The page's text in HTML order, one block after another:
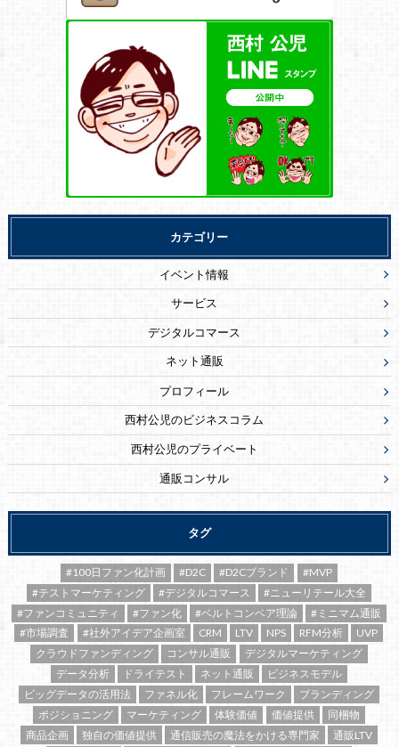
カテゴリー
イベント情報
サービス
デジタルコマース
ネット通販
プロフィール
西村公児のビジネスコラム
西村公児のプライベート
通販コンサル
タグ
#100日ファン化計画 #D2C #D2Cブランド
#MVP
#テストマーケティング
#デジタルコマース
#ニューリテール大全
#ファンコミュニティ
#ファン化 #ベルトコンベア理論
#ミニマム通販
#市場調査
#社外アイデア企画室 CRM LTV NPS RFM分析
UVP
クラウドファンディング
コンサル通販
デジタルマーケティング
データ分析
ドライテスト ネット通販
ビジネスモデル
ビッグデータの活用法
ファネル化 フレームワーク
ブランディング
ポジショニング
マーケティング 体験価値 価値提供
同梱物
商品企画
独自の価値提供 通信販売の魔法をかける専門家
通販LTV